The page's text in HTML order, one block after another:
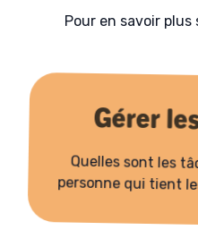
Pour en savoir
Gérer
Quelles sont les
personne qui tient